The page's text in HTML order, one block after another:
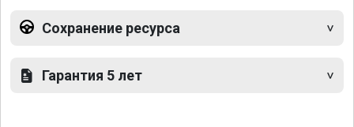
Сохранение ресурса
Гарантия 5 лет